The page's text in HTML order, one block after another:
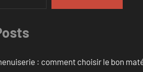
: comment choisir le bon